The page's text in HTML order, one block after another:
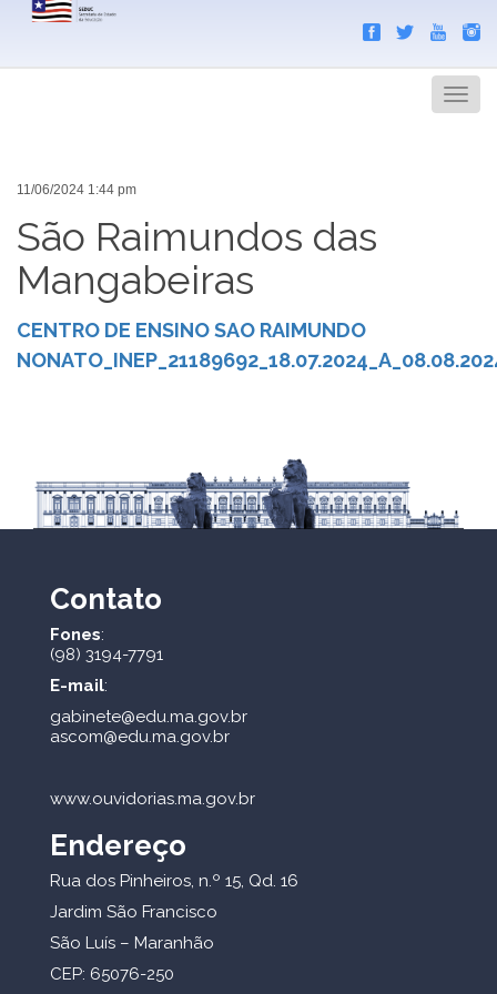
Menu
11/06/2024 1:44 pm
São Raimundos das
Mangabeiras
CENTRO DE ENSINO SAO RAIMUNDO
Contato
Fones:
(98) 3194-7791
E-mail:
gabinete@edu.ma.gov.br
ascom@edu.ma.gov.br
www.ouvidorias.ma.gov.br
Endereço
Rua dos Pinheiros, n.º 15, Qd. 16
Jardim São Francisco
São Luís – Maranhão
CEP: 65076-250